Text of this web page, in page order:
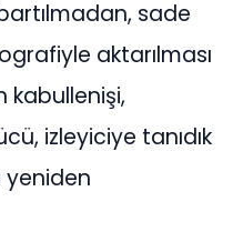
sade
aktarılması
kabullenişi,
izleyiciye tanıdık
yeniden